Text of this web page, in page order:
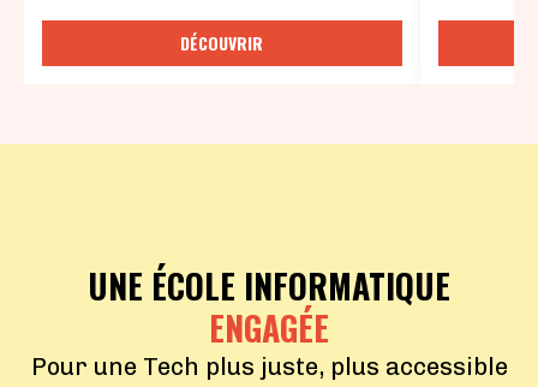
DÉCOUVRIR
UNE ÉCOLE INFORMATIQUE
ENGAGÉE
Pour une Tech plus juste, plus accessible